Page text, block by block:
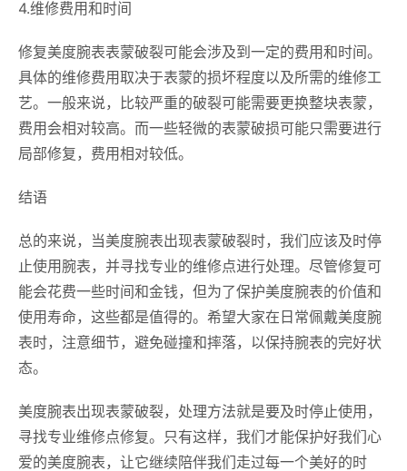
4.维修费用和时间
修复美度腕表表蒙破裂可能会涉及到一定的费用和时间。
具体的维修费用取决于表蒙的损坏程度以及所需的维修工
艺。一般来说，比较严重的破裂可能需要更换整块表蒙，
费用会相对较高。而一些轻微的表蒙破损可能只需要进行
局部修复，费用相对较低。
结语
总的来说，当美度腕表出现表蒙破裂时，我们应该及时停
止使用腕表，并寻找专业的维修点进行处理。尽管修复可
能会花费一些时间和金钱，但为了保护美度腕表的价值和
使用寿命，这些都是值得的。希望大家在日常佩戴美度腕
表时，注意细节，避免碰撞和摔落，以保持腕表的完好状
态。
美度腕表出现表蒙破裂，处理方法就是要及时停止使用，
寻找专业维修点修复。只有这样，我们才能保护好我们心
爱的美度腕表，让它继续陪伴我们走过每一个美好的时